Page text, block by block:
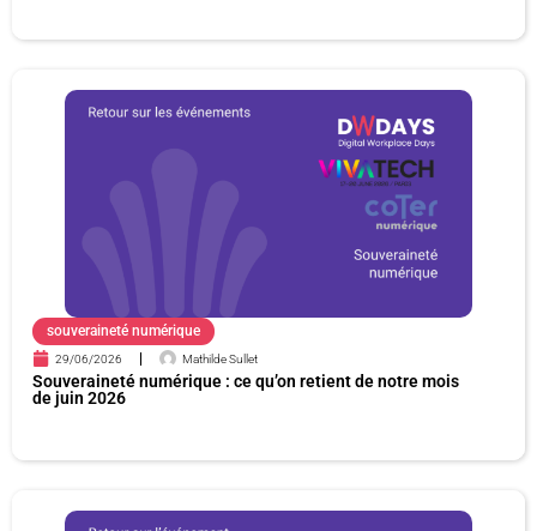
souveraineté numérique
29/06/2026 Mathilde Sullet
Souveraineté numérique : ce qu’on retient de notre mois
de juin 2026